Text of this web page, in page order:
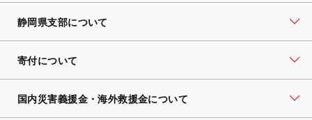
静岡県支部について
寄付について
国内災害義援金・海外救援金について